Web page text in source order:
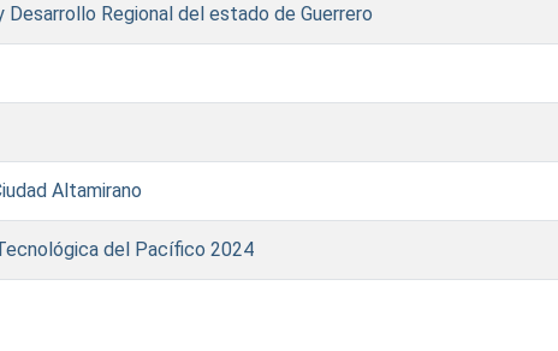
Regional del estado de Guerrero
Altamirano
del Pacífico 2024